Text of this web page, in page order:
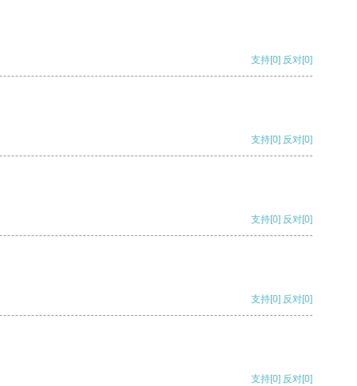
支持[0] 反对[0]
支持[0] 反对[0]
支持[0] 反对[0]
支持[0] 反对[0]
支持[0] 反对[0]